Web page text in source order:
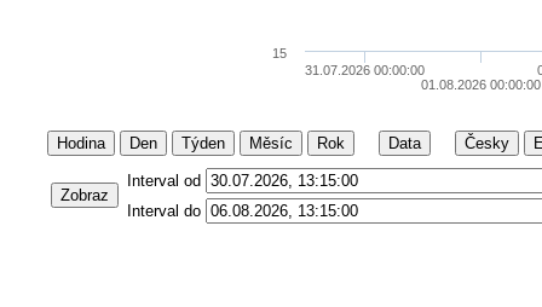
31.07.2026 00:00:00
01.08.2026 00:00:00
15
Hodina Den Týden Měsíc Rok Data Česky
Zobraz
Interval od
Interval do